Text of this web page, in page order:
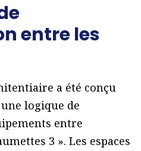
entre les
a été conçu
logique de
entre
3 ». Les espaces